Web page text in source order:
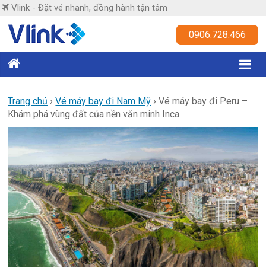
Skip
content
Vlink - Đặt vé nhanh, đồng hành tận tâm
Vlink
nhanh,
đồng
hành
tận
tâm
0906.728.466
Trang chủ ›Vé máy bay đi Nam Mỹ ›Vé máy bay đi Peru –
Khám phá vùng đất của nền văn minh Inca